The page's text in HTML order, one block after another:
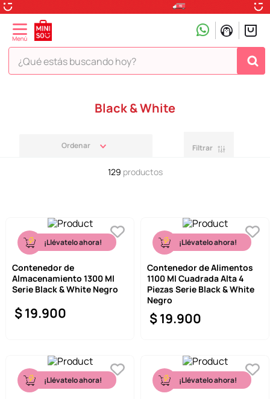
¿Qué estás buscando hoy?
Black & White
Filtrar
129 productos
¡Llévatelo ahora!
Contenedor de
Almacenamiento 1300 Ml
Serie Black & White Negro
$19.900
¡Llévatelo ahora!
Contenedor de Alimentos
1100 Ml Cuadrada Alta 4
Piezas Serie Black & White
Negro
$19.900
¡Llévatelo ahora! ¡Llévatelo ahora!
disney
7
toy story
8
termos
9.
one piece
10